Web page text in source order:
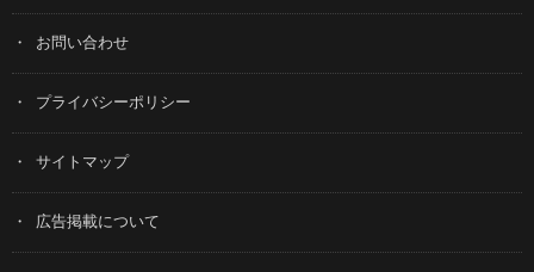
お問い合わせ
プライバシーポリシー
サイトマップ
広告掲載について